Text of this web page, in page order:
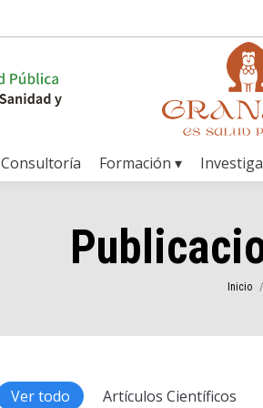
Consultoría Formación ▾
Estás
Inicio
Ver todo Artículos Científicos